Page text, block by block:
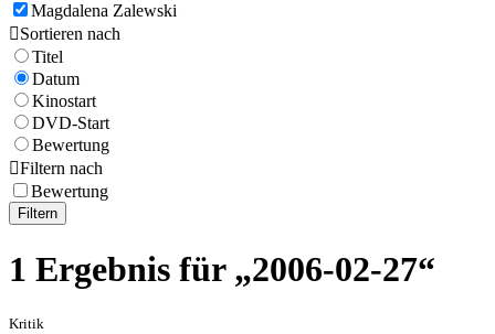
Magdalena Zalewski
Sortieren nach
Titel
Datum
Kinostart
DVD-Start
Bewertung
Filtern nach
Bewertung
Filtern
1 Ergebnis für „2006-02-27“
Kritik